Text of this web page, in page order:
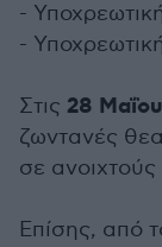
-
-
Στις 28 Μαΐου
ζωντανές
σε
Επίσης, από